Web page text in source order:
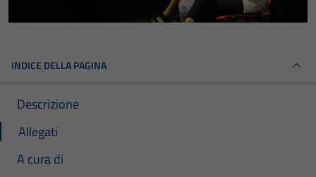
INDICE DELLA PAGINA
Descrizione
Allegati
A cura di